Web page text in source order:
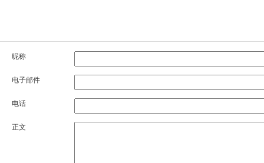
昵称
电子邮件
电话
正文